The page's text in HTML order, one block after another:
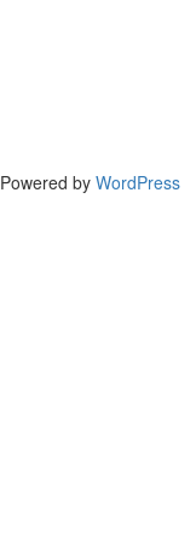
Powered by WordPress